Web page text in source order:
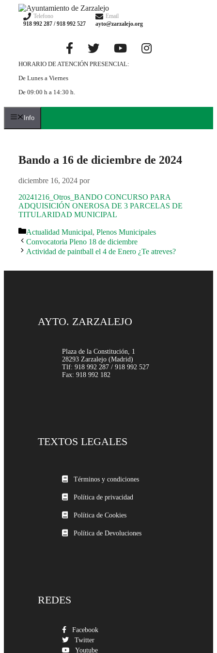
Saltar
contenido
Telefono
918 992 287 / 918 992 527
Email
ayto@zarzalejo.org
HORARIO DE ATENCIÓN PRESENCIAL:
De Lunes a Viernes
De 09:00 h a 14:30 h.
Info
Bando a 16 de diciembre de 2024
diciembre 16, 2024 por
20241216_Otros_BANDO CONCURSO PARA
ADQUISICIÓN ONEROSA DE 3 PARCELAS DE
TITULARIDAD MUNICIPAL
Categorías
Actualidad Municipal, Plenos Municipales
Convocatoria Pleno 18 de diciembre
Actividad de paintball el 4 de Enero ¿Te atreves?
AYTO. ZARZALEJO
Plaza de la Constitución, 1
28293 Zarzalejo (Madrid)
Tlf: 918 992 287 / 918 992 527
Fax: 918 992 182
TEXTOS LEGALES
Términos y condiciones
Política de privacidad
Política de Cookies
Política de Devoluciones
REDES
Facebook
Twitter
Youtube